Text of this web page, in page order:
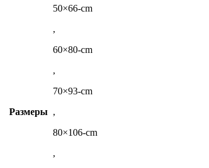
Размеры
50×66-cm
,
60×80-cm
,
70×93-cm
,
80×106-cm
,